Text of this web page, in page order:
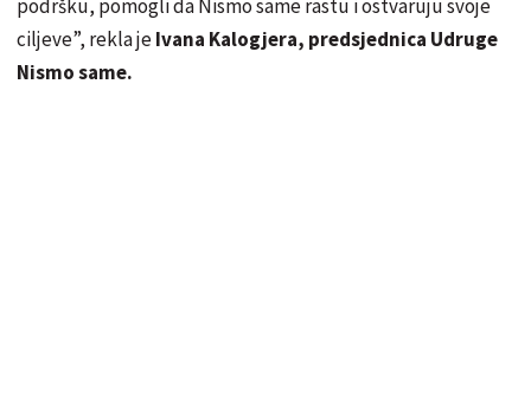
podršku, pomogli da Nismo same rastu i ostvaruju svoje
ciljeve”, rekla jeIvana Kalogjera, predsjednica Udruge
Nismo same.